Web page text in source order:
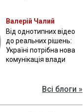
Валерій Чалий
Від однотипних відео
до реальних рішень:
Україні потрібна нова
комунікація влади
Всі блоги »